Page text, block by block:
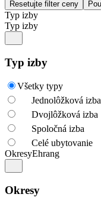
Typ izby
Typ izby
Typ izby
Všetky typy
Jednolôžková izba
Dvojlôžková izba
Spoločná izba
Celé ubytovanie
OkresyEhrang
Okresy